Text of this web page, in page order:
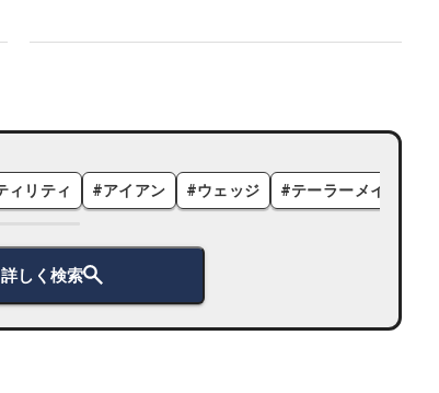
ィリティ #アイアン #ウェッジ #テーラーメイド
しく検索